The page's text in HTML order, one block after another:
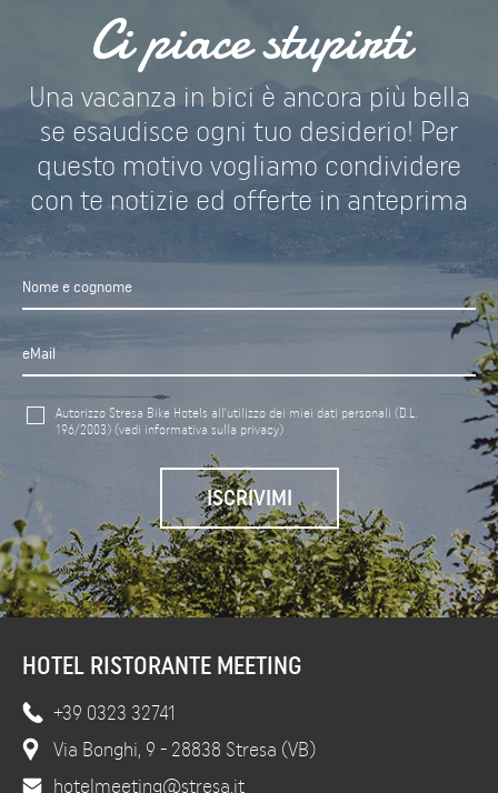
Ci piace stupirti
Una vacanza in bici è ancora più bella
se esaudisce ogni tuo desiderio! Per
questo motivo vogliamo condividere
con te notizie ed offerte in anteprima
Autorizzo Stresa Bike Hotels all'utilizzo dei miei dati personali (D.L.
196/2003) (vedi informativa sulla privacy)
HOTEL RISTORANTE MEETING
+39 0323 32741
Via Bonghi, 9 - 28838 Stresa (VB)
hotelmeeting@stresa.it